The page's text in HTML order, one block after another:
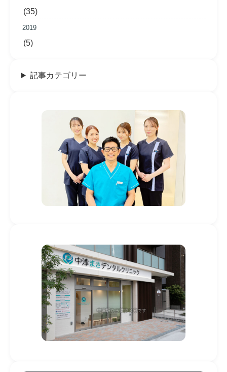
(35)
2019
(5)
記事カテゴリー